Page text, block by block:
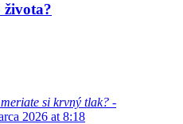
života?
si krvný tlak? -
2026 at 8:18